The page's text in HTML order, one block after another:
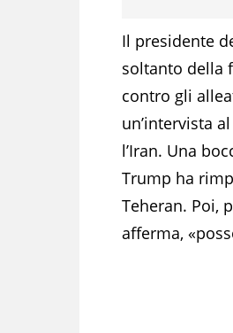
Il presidente
soltanto della
contro gli
un’intervista
l’Iran. Una
Trump ha
Teheran. Poi,
afferma,